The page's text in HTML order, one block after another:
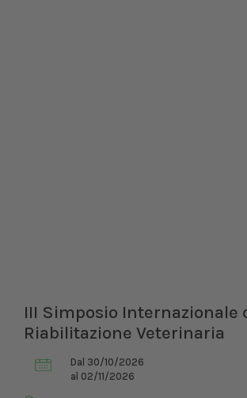
III Simposio Internazionale
Riabilitazione Veterinaria
Dal 30/10/2026
al 02/11/2026